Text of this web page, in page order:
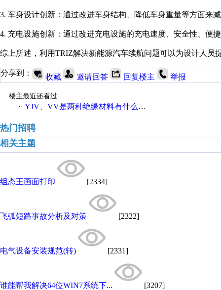
3. 车身设计创新：通过改进车身结构、降低车身重量等方面来
4. 充电设施创新：通过改进充电设施的充电速度、安全性、便
综上所述，利用TRIZ解决新能源汽车续航问题可以为设计人
分享到： 收藏 邀请回答 回复楼主 举报
楼主最近还看过
· YJV、VV是两种绝缘材料有什么不同
热门招聘
相关主题
组态王画面打印 [2334]
飞弧短路事故分析及对策 [2322]
电气设备安装规范(转) [2331]
谁能帮我解决64位WIN7系统下... [3207]